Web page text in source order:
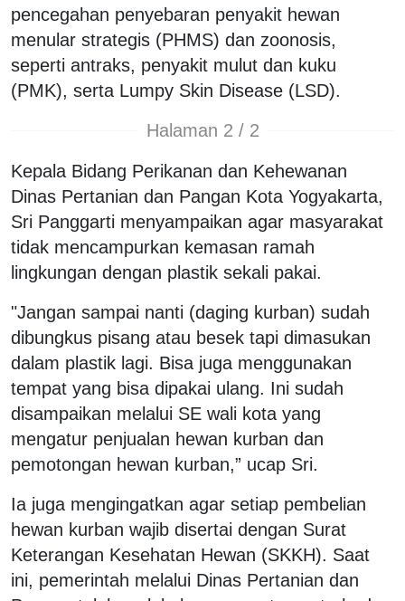
pencegahan penyebaran penyakit hewan
menular strategis (PHMS) dan zoonosis,
seperti antraks, penyakit mulut dan kuku
(PMK), serta Lumpy Skin Disease (LSD).
Halaman 2 / 2
Kepala Bidang Perikanan dan Kehewanan
Dinas Pertanian dan Pangan Kota Yogyakarta,
Sri Panggarti menyampaikan agar masyarakat
tidak mencampurkan kemasan ramah
lingkungan dengan plastik sekali pakai.
"Jangan sampai nanti (daging kurban) sudah
dibungkus pisang atau besek tapi dimasukan
dalam plastik lagi. Bisa juga menggunakan
tempat yang bisa dipakai ulang. Ini sudah
disampaikan melalui SE wali kota yang
mengatur penjualan hewan kurban dan
pemotongan hewan kurban,” ucap Sri.
Ia juga mengingatkan agar setiap pembelian
hewan kurban wajib disertai dengan Surat
Keterangan Kesehatan Hewan (SKKH). Saat
ini, pemerintah melalui Dinas Pertanian dan